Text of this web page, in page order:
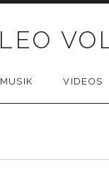
LEO
MUSIK VIDEOS